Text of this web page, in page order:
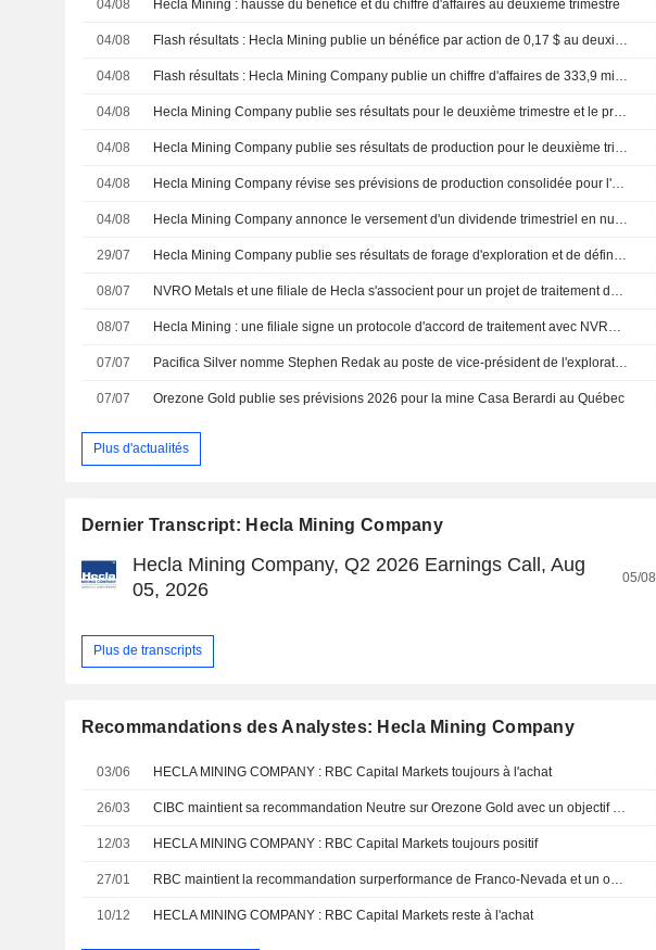
04/08 Hecla Mining : hausse du bénéfice et du chiffre d'affaires au deuxième trimestre
04/08 Flash résultats : Hecla Mining publie un bénéfice par action de 0,17 $ au deuxième trimestre, contre une estimation FactSet de 0,18 $
04/08 Flash résultats : Hecla Mining Company publie un chiffre d'affaires de 333,9 millions de dollars au deuxième trimestre, contre une estimation FactSet de 368,8 millions de dollars
04/08 Hecla Mining Company publie ses résultats pour le deuxième trimestre et le premier semestre clos le 30 juin 2026
04/08 Hecla Mining Company publie ses résultats de production pour le deuxième trimestre et le premier semestre clos le 30 juin 2026
04/08 Hecla Mining Company révise ses prévisions de production consolidée pour l'exercice clos au 31 décembre 2026
04/08 Hecla Mining Company annonce le versement d'un dividende trimestriel en numéraire, payable vers le 10 septembre 2026
29/07 Hecla Mining Company publie ses résultats de forage d'exploration et de définition du deuxième trimestre 2026 à Keno Hill, Midas et Greens Creek
08/07 NVRO Metals et une filiale de Hecla s'associent pour un projet de traitement de résidus miniers en Australie
08/07 Hecla Mining : une filiale signe un protocole d'accord de traitement avec NVRO Metals
07/07 Pacifica Silver nomme Stephen Redak au poste de vice-président de l'exploration
07/07 Orezone Gold publie ses prévisions 2026 pour la mine Casa Berardi au Québec
Plus d'actualités
Dernier Transcript: Hecla Mining Company
Hecla Mining Company, Q2 2026 Earnings Call, Aug
05, 2026
05/08
Plus de transcripts
Recommandations des Analystes: Hecla Mining Company
03/06 HECLA MINING COMPANY : RBC Capital Markets toujours à l'achat
26/03
12/03 HECLA MINING COMPANY : RBC Capital Markets toujours positif
27/01
10/12 HECLA MINING COMPANY : RBC Capital Markets reste à l'achat